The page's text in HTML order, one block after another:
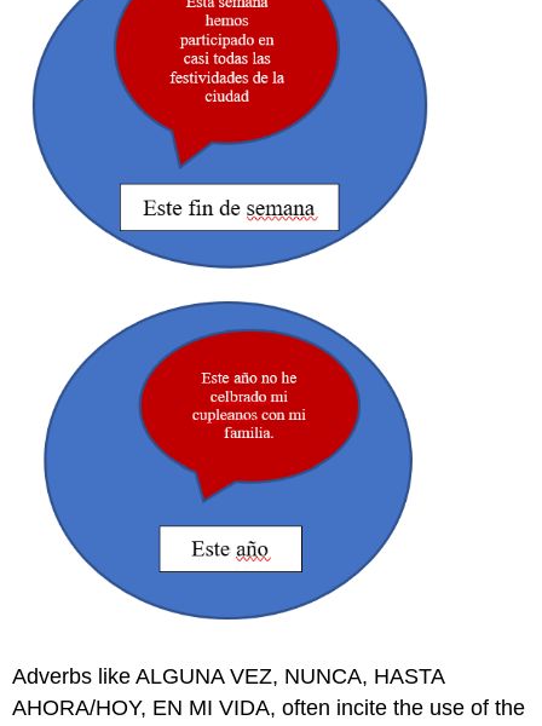
Adverbs like ALGUNA VEZ, NUNCA, HASTA
AHORA/HOY, EN MI VIDA, often incite the use of the